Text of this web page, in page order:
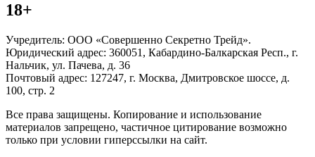
18+
Учредитель: ООО «Совершенно Секретно Трейд».
Юридический адрес: 360051, Кабардино-Балкарская Респ., г.
Нальчик, ул. Пачева, д. 36
Почтовый адрес: 127247, г. Москва, Дмитровское шоссе, д.
100, стр. 2
Все права защищены. Копирование и использование
материалов запрещено, частичное цитирование возможно
только при условии гиперссылки на сайт.